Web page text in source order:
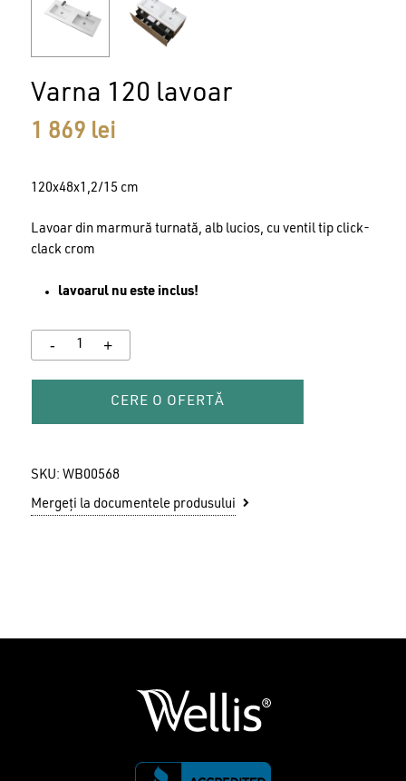
Nu ai niciun produs în coș.
Varna 120 lavoar
1 869 lei
120x48x1,2/15 cm
Lavoar din marmură turnată, alb lucios, cu ventil tip click-
clack crom
lavoarul nu este inclus!
CERE O OFERTĂ
SKU: WB00568
Mergeți la documentele produsului